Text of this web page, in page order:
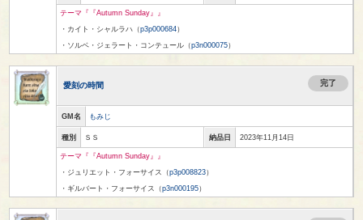
テーマ『『Autumn Sunday』』
・カイト・シャルラハ（p3p000684）
・ソルベ・ジェラート・コンテュール（p3n000075）
愛刻の時間 完了
GM名 もみじ
種別 ＳＳ 納品日 2023年11月14日
テーマ『『Autumn Sunday』』
・ジュリエット・フォーサイス（p3p008823）
・ギルバート・フォーサイス（p3n000195）